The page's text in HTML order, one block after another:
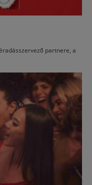
partnere, a